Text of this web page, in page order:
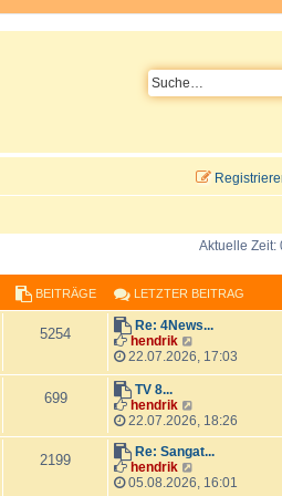
Aktuelle Zeit:
BEITRÄGE LETZTER BEITRAG
5254B
r
L
e
t
z
t
e
r
B
e
i
t
Re: 4News...
hendrik
e
u
t
e
r
e
22.07.2026, 17:03
699B
i
L
e
t
z
t
e
r
TV 8...
hendrik
e
u
e
t
22.07.2026, 18:26
2199B
L
e
t
Re: Sangat...
hendrik
e
05.08.2026, 16:01